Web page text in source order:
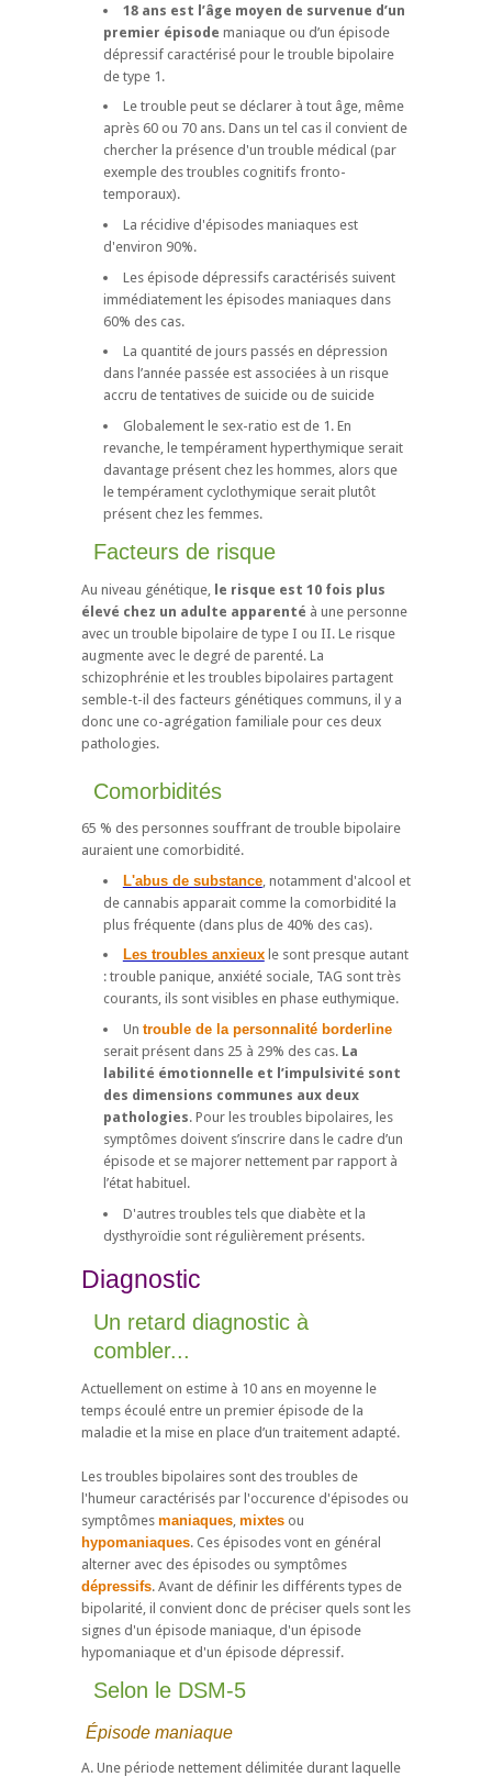
18 ans est l’âge moyen de survenue d’un
premier épisode maniaque ou d’un épisode
dépressif caractérisé pour le trouble bipolaire
de type 1.
Le trouble peut se déclarer à tout âge, même
après 60 ou 70 ans. Dans un tel cas il convient de
chercher la présence d'un trouble médical (par
exemple des troubles cognitifs fronto-
temporaux).
La récidive d'épisodes maniaques est
d'environ 90%.
Les épisode dépressifs caractérisés suivent
immédiatement les épisodes maniaques dans
60% des cas.
La quantité de jours passés en dépression
dans l’année passée est associées à un risque
accru de tentatives de suicide ou de suicide
Globalement le sex-ratio est de 1. En
revanche, le tempérament hyperthymique serait
davantage présent chez les hommes, alors que
le tempérament cyclothymique serait plutôt
présent chez les femmes.
Facteurs de risque
Au niveau génétique, le risque est 10 fois plus
élevé chez un adulte apparenté à une personne
avec un trouble bipolaire de type I ou II. Le risque
augmente avec le degré de parenté. La
schizophrénie et les troubles bipolaires partagent
semble-t-il des facteurs génétiques communs, il y a
donc une co-agrégation familiale pour ces deux
pathologies.
Comorbidités
65 % des personnes souffrant de trouble bipolaire
auraient une comorbidité.
L'abus de substance, notamment d'alcool et
de cannabis apparait comme la comorbidité la
plus fréquente (dans plus de 40% des cas).
Les troubles anxieuxle sont presque autant
: trouble panique, anxiété sociale, TAG sont très
courants, ils sont visibles en phase euthymique.
Un trouble de la personnalité borderline
serait présent dans 25 à 29% des cas. La
labilité émotionnelle et l’impulsivité sont
des dimensions communes aux deux
pathologies. Pour les troubles bipolaires, les
symptômes doivent s’inscrire dans le cadre d’un
épisode et se majorer nettement par rapport à
l’état habituel.
D'autres troubles tels que diabète et la
dysthyroïdie sont régulièrement présents.
Diagnostic
Un retard diagnostic à
combler...
Actuellement on estime à 10 ans en moyenne le
temps écoulé entre un premier épisode de la
maladie et la mise en place d’un traitement adapté.
Les troubles bipolaires sont des troubles de
l'humeur caractérisés par l'occurence d'épisodes ou
symptômes maniaques, mixtes ou
hypomaniaques. Ces épisodes vont en général
alterner avec des épisodes ou symptômes
dépressifs. Avant de définir les différents types de
bipolarité, il convient donc de préciser quels sont les
signes d'un épisode maniaque, d'un épisode
hypomaniaque et d'un épisode dépressif.
Selon le DSM-5
Épisode maniaque
A. Une période nettement délimitée durant laquelle